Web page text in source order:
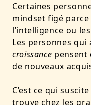
Certaines
mindset figé parce
l’intelligence ou
Les personnes
croissance pensent
de nouveaux
C’est ce qui
trouve chez les